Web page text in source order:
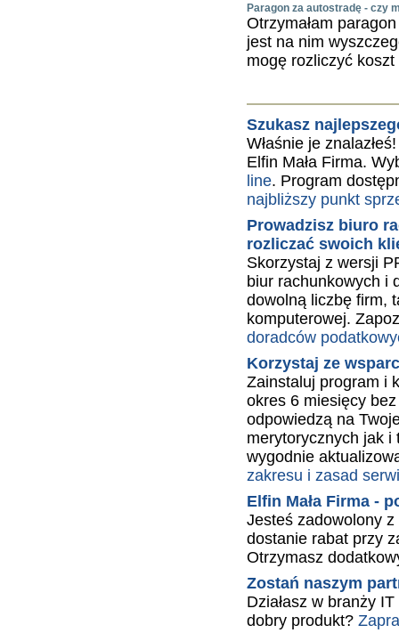
Paragon za autostradę - czy
Otrzymałam
jest na nim
mogę rozliczyć
Szukasz
Właśnie je
Elfin Mała Firma.
line. Program
najbliższy punkt
Prowadzisz biuro
rozliczać swoich
Skorzystaj z wersji
biur rachunkowych i
dowolną liczbę firm,
komputerowej.
doradców
Korzystaj ze
Zainstaluj program i
okres 6 miesięcy
odpowiedzą na
merytorycznych jak i
wygodnie
zakresu i zasad
Elfin Mała Firma -
Jesteś zadowolony
dostanie rabat przy
Otrzymasz
Zostań naszym
Działasz w branży
dobry produkt?